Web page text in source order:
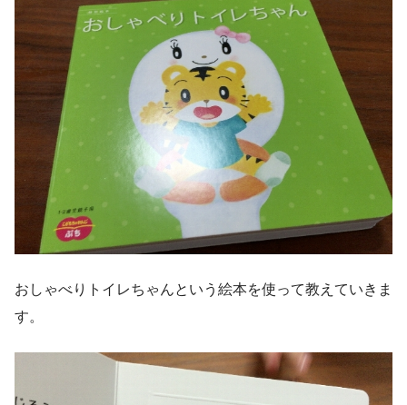
おしゃべりトイレちゃんという絵本を使って教えていきま
す。